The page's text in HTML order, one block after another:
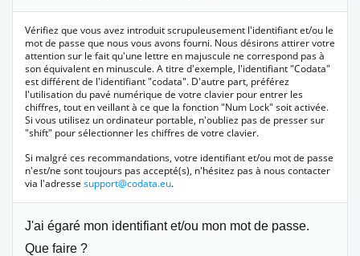
Vérifiez que vous avez introduit scrupuleusement l'identifiant et/ou le
mot de passe que nous vous avons fourni. Nous désirons attirer votre
attention sur le fait qu'une lettre en majuscule ne correspond pas à
son équivalent en minuscule. A titre d'exemple, l'identifiant "Codata"
est différent de l'identifiant "codata". D'autre part, préférez
l'utilisation du pavé numérique de votre clavier pour entrer les
chiffres, tout en veillant à ce que la fonction "Num Lock" soit activée.
Si vous utilisez un ordinateur portable, n'oubliez pas de presser sur
"shift" pour sélectionner les chiffres de votre clavier.
Si malgré ces recommandations, votre identifiant et/ou mot de passe
n'est/ne sont toujours pas accepté(s), n'hésitez pas à nous contacter
via l'adresse support@codata.eu.
J'ai égaré mon identifiant et/ou mon mot de passe.
Que faire ?